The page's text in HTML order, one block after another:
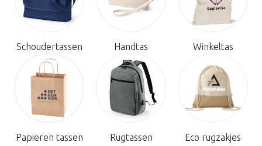
Schoudertassen Handtas Winkeltas
Papieren tassen Rugtassen Eco rugzakjes